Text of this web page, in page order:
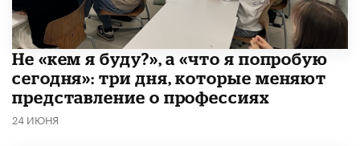
Не «кем я буду?», а «что я попробую
сегодня»: три дня, которые меняют
представление о профессиях
24 ИЮНЯ